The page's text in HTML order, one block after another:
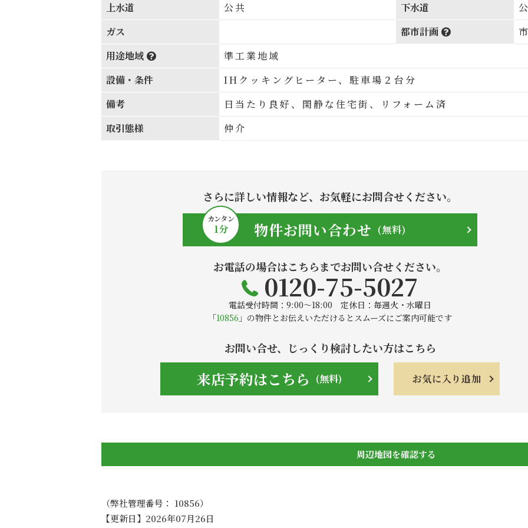
上水道
公共 下水道
ガス
都市計画
用途地域
準工業地域
設備・条件
IHクッキングヒーター、駐車場２台分
備考
日当たり良好、閑静な住宅街、リフォーム済
取引態様
仲介
さらに詳しい情報など、 お気軽にお問合せください。
カンタン
1分 物件お問い合わせ (無料)
お電話の場合はこちらまでお問い合せください。
0120-75-5027
電話受付時間：9:00〜18:00 定休日：毎週火・水曜日
「10856 」の物件とお伝えいただけると スムーズにご案内可能です
お問い合せ、じっくり検討したい方はこちら
来店予約はこちら (無料) お気に入り 追加
周辺地図を確認する
（弊社管理番号： 10856）
【更新日】2026年07月26日